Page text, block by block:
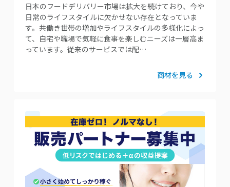
日本のフードデリバリー市場は拡大を続けており、今や
日常のライフスタイルに欠かせない存在となっていま
す。共働き世帯の増加やライフスタイルの多様化によっ
て、自宅や職場で気軽に食事を楽しむニーズは一層高ま
っています。従来のサービスでは配…
商材を見る